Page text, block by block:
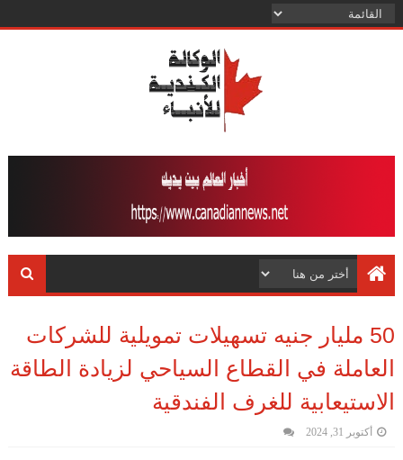
50 مليار جنيه تسهيلات تمويلية للشركات
العاملة في القطاع السياحي لزيادة الطاقة
الاستيعابية للغرف الفندقية
أكتوبر 31, 2024